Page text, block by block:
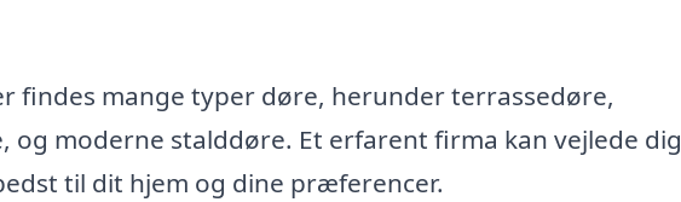
findes mange typer døre, herunder terrassedøre,
og moderne stalddøre. Et erfarent firma kan vejlede dig
til dit hjem og dine præferencer.